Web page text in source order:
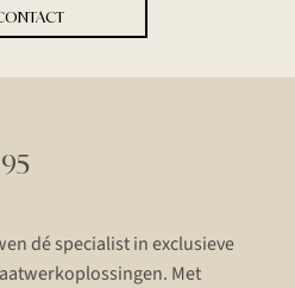
dé specialist in exclusieve
Met